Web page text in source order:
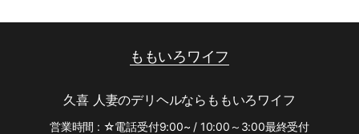
ももいろワイフ
久喜 人妻のデリヘルならももいろワイフ
営業時間 : ☆電話受付9:00~ / 10:00～3:00最終受付